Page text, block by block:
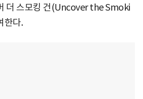
더 스모킹 건(Uncover the Smoki
한다.